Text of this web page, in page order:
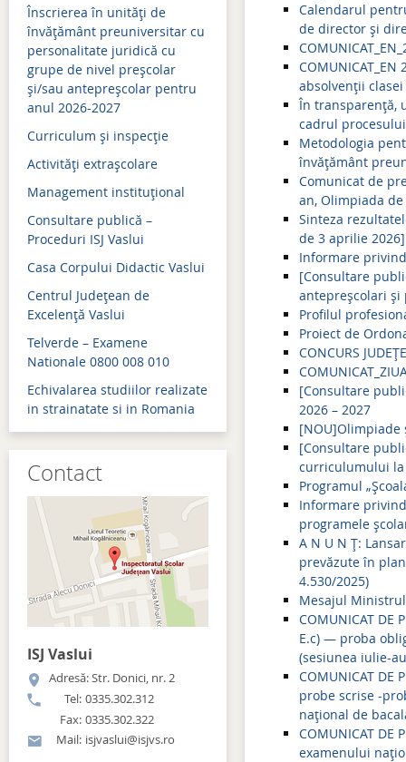
Evaluare naţională 2020
Evaluare naţională 2019
Admitere 2019
Bacalaureat 2019
Simulari examene
Admitere 2018
Bacalaureat 2018
Evaluare naţională 2018
Simulări examene
Admitere 2017
Bacalaureat 2017
Evaluare naţională 2017
Simulări examene
Înscrierea în unități de
învățământ preuniversitar cu
personalitate juridică cu
grupe de nivel preșcolar
și/sau antepreșcolar pentru
anul 2026-2027
Curriculum şi inspecţie
Activităţi extraşcolare
Management instituţional
Consultare publică –
Proceduri ISJ Vaslui
Casa Corpului Didactic Vaslui
Centrul Judeţean de
Excelenţă Vaslui
Telverde – Examene
Nationale 0800 008 010
Echivalarea studiilor realizate
in strainatate si in Romania
Contact
ISJ Vaslui
Adresă: Str. Donici, nr. 2
Tel: 0335.302.312
Fax: 0335.302.322
Mail: isjvaslui@isjvs.ro
Calendarul
de director și
absolvenții
În transparență,
cadrul
Metodologia
învățământ
Comunicat de
an, Olimpiada de
Sinteza
de 3 aprilie 2026]
Informare
[Consultare
antepreșcolari și
Profilul
Proiect de
CONCURS
[Consultare
2026 – 2027
[NOU]Olimpiade
[Consultare
curriculumului la
Programul
Informare
programele
A N U N Ț:
prevăzute în
4.530/2025)
Mesajul
COMUNICAT
E.c) — proba
(sesiunea iulie-
COMUNICAT
probe scrise -
național de
COMUNICAT
examenului